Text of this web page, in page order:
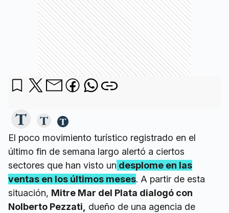
El poco movimiento turístico registrado en el
último fin de semana largo alertó a ciertos
sectores que han visto un desplome en las
ventas en los últimos meses. A partir de esta
situación, Mitre Mar del Plata dialogó con
Nolberto Pezzati,
dueño de una agencia de